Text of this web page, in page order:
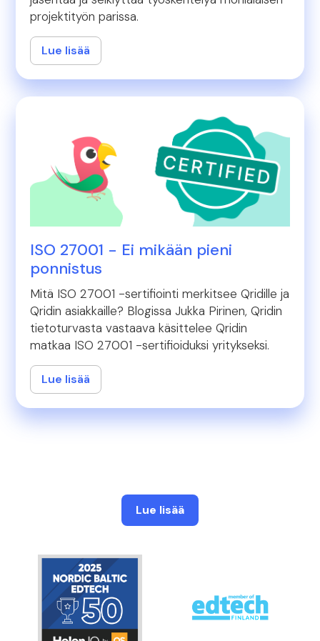
projektityön parissa.
Lue lisää
ISO 27001 - Ei mikään pieni
ponnistus
Mitä ISO 27001 -sertifiointi merkitsee Qridille ja
Qridin asiakkaille? Blogissa Jukka Pirinen, Qridin
tietoturvasta vastaava käsittelee Qridin
matkaa ISO 27001 -sertifioiduksi yritykseksi.
Lue lisää
Lue lisää